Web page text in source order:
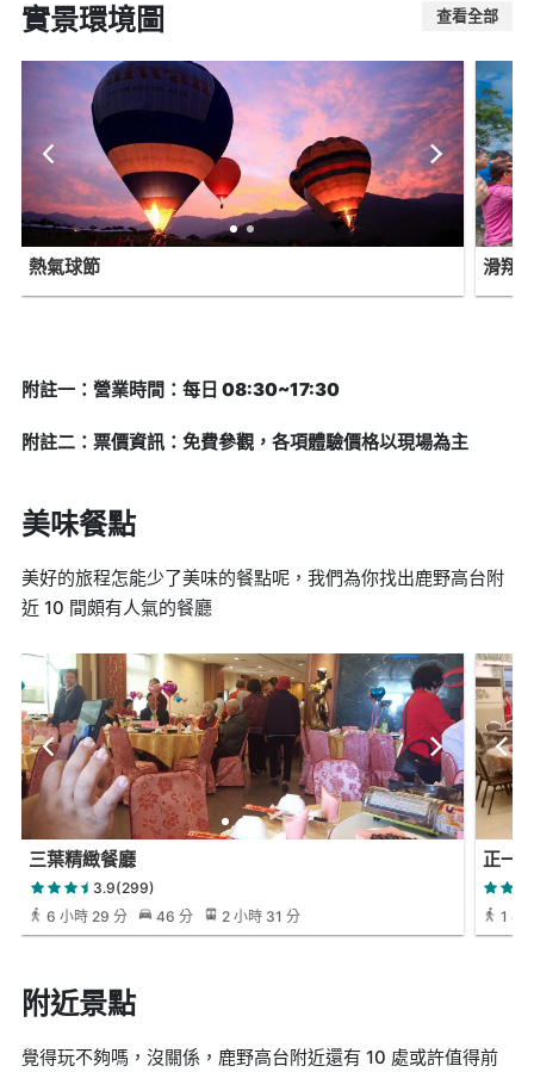
實景環境圖 查看全部
熱氣球節 滑翔
附註一：營業時間：每日 08:30~17:30
附註二：票價資訊：免費參觀，各項體驗價格以現場為主
美味餐點
美好的旅程怎能少了美味的餐點呢，我們為你找出鹿野高台附
近 10 間頗有人氣的餐廳
三葉精緻餐廳
3.9(299)
6 小時 29 分
46 分 2 小時 31 分
正一
1 小
附近景點
覺得玩不夠嗎，沒關係，鹿野高台附近還有 10 處或許值得前